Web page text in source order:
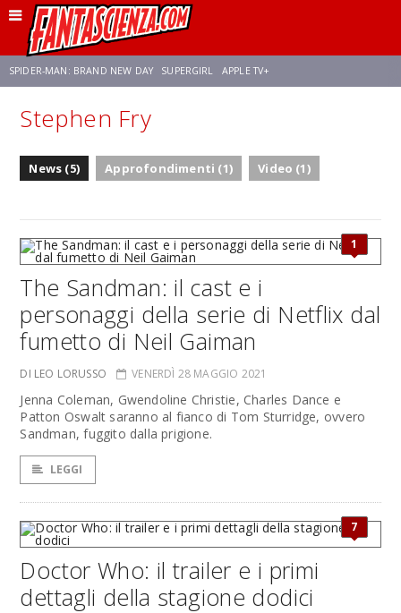
SPIDER-MAN: BRAND NEW DAY SUPERGIRL APPLE TV+
FRANCO RICCIARDIELLO ZENDAYA
Stephen Fry
News (5) Approfondimenti (1) Video (1)
1
The Sandman: il cast e i
personaggi della serie di Netflix dal
fumetto di Neil Gaiman
DI LEO LORUSSO VENERDÌ 28 MAGGIO 2021
Jenna Coleman, Gwendoline Christie, Charles Dance e
Patton Oswalt saranno al fianco di Tom Sturridge, ovvero
Sandman, fuggito dalla prigione.
LEGGI
7
Doctor Who: il trailer e i primi
dettagli della stagione dodici